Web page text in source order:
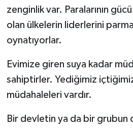
zenginlik var. Paralarının
olan ülkelerin liderlerini
oynatıyorlar.
Evimize giren suya kadar
sahiptirler. Yediğimiz
müdahaleleri vardır.
Bir devletin ya da bir grubun